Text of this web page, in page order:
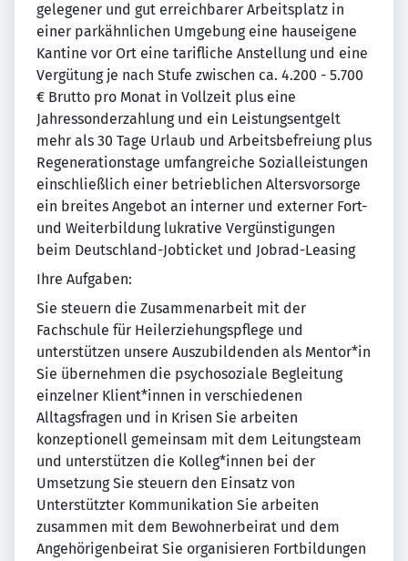
gelegener und gut erreichbarer Arbeitsplatz in
einer parkähnlichen Umgebung eine hauseigene
Kantine vor Ort eine tarifliche Anstellung und eine
Vergütung je nach Stufe zwischen ca. 4.200 - 5.700
€ Brutto pro Monat in Vollzeit plus eine
Jahressonderzahlung und ein Leistungsentgelt
mehr als 30 Tage Urlaub und Arbeitsbefreiung plus
Regenerationstage umfangreiche Sozialleistungen
einschließlich einer betrieblichen Altersvorsorge
ein breites Angebot an interner und externer Fort-
und Weiterbildung lukrative Vergünstigungen
beim Deutschland-Jobticket und Jobrad-Leasing
Ihre Aufgaben:
Sie steuern die Zusammenarbeit mit der
Fachschule für Heilerziehungspflege und
unterstützen unsere Auszubildenden als Mentor*in
Sie übernehmen die psychosoziale Begleitung
einzelner Klient*innen in verschiedenen
Alltagsfragen und in Krisen Sie arbeiten
konzeptionell gemeinsam mit dem Leitungsteam
und unterstützen die Kolleg*innen bei der
Umsetzung Sie steuern den Einsatz von
Unterstützter Kommunikation Sie arbeiten
zusammen mit dem Bewohnerbeirat und dem
Angehörigenbeirat Sie organisieren Fortbildungen